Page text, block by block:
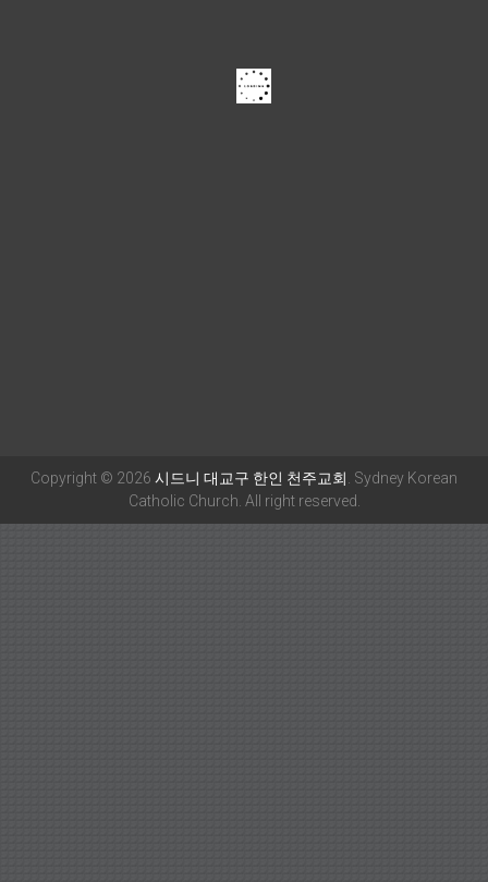
Copyright © 2026 시드니 대교구 한인 천주교회 . Sydney Korean
Catholic Church. All right reserved.